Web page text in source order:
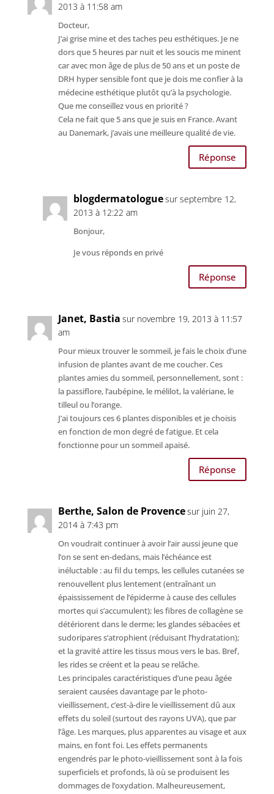
2013 à 11:58 am
Docteur,
J’ai grise mine et des taches peu esthétiques. Je ne
dors que 5 heures par nuit et les soucis me minent
car avec mon âge de plus de 50 ans et un poste de
DRH hyper sensible font que je dois me confier à la
médecine esthétique plutôt qu’à la psychologie.
Que me conseillez vous en priorité ?
Cela ne fait que 5 ans que je suis en France. Avant
au Danemark, j’avais une meilleure qualité de vie.
Réponse
blogdermatologuesur septembre 12,
2013 à 12:22 am
Bonjour,
Je vous réponds en privé
Réponse
Janet, Bastia sur novembre 19, 2013 à 11:57
am
Pour mieux trouver le sommeil, je fais le choix d’une
infusion de plantes avant de me coucher. Ces
plantes amies du sommeil, personnellement, sont :
la passiflore, l’aubépine, le mélilot, la valériane, le
tilleul ou l’orange.
J’ai toujours ces 6 plantes disponibles et je choisis
en fonction de mon degré de fatigue. Et cela
fonctionne pour un sommeil apaisé.
Réponse
Berthe, Salon de Provencesur juin 27,
2014 à 7:43 pm
On voudrait continuer à avoir l’air aussi jeune que
l’on se sent en-dedans, mais l’échéance est
inéluctable : au fil du temps, les cellules cutanées se
renouvellent plus lentement (entraînant un
épaississement de l’épiderme à cause des cellules
mortes qui s’accumulent); les fibres de collagène se
détériorent dans le derme; les glandes sébacées et
sudoripares s’atrophient (réduisant l’hydratation);
et la gravité attire les tissus mous vers le bas. Bref,
les rides se créent et la peau se relâche.
Les principales caractéristiques d’une peau âgée
seraient causées davantage par le photo-
vieillissement, c’est-à-dire le vieillissement dû aux
effets du soleil (surtout des rayons UVA), que par
l’âge. Les marques, plus apparentes au visage et aux
mains, en font foi. Les effets permanents
engendrés par le photo-vieillissement sont à la fois
superficiels et profonds, là où se produisent les
dommages de l’oxydation. Malheureusement,